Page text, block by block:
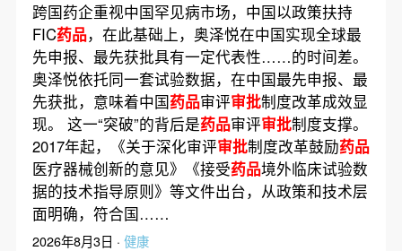
跨国药企重视中国罕见病市场，中国以政策扶持
FIC药品，在此基础上，奥泽悦在中国实现全球最
先申报、最先获批具有一定代表性……的时间差。
奥泽悦依托同一套试验数据，在中国最先申报、最
先获批，意味着中国药品审评审批制度改革成效显
现。 这一“突破”的背后是药品审评审批制度支撑。
2017年起，《关于深化审评审批制度改革鼓励药品
医疗器械创新的意见》《接受药品境外临床试验数
据的技术指导原则》等文件出台，从政策和技术层
面明确，符合国……
2026年8月3日 · 健康